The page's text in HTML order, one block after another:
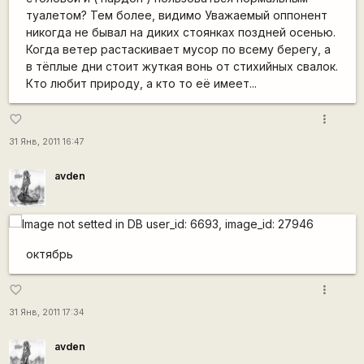
туалетом? Тем более, видимо Уважаемый оппонент
никогда не бывал на диких стоянках поздней осенью.
Когда ветер растаскивает мусор по всему берегу, а
в тёплые дни стоит жуткая вонь от стихийных свалок.
Кто любит природу, а кто то её имеет...
favorite_border
31 Янв, 2011 16:47
more_vert
avden
октябрь
favorite_border
31 Янв, 2011 17:34
more_vert
avden